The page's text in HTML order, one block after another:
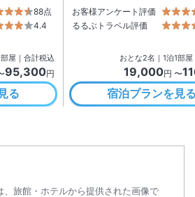
88点
4.4
部屋｜合計税込
95,300円
る
お客様アンケート評価
るるぶトラベル評価
おとな2名 ｜ 1泊1部屋
19,000円 〜
宿泊プランを見
、旅館・ホテルから提供された画像で